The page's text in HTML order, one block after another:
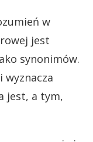
w
jest
synonimów.
jest, a tym,